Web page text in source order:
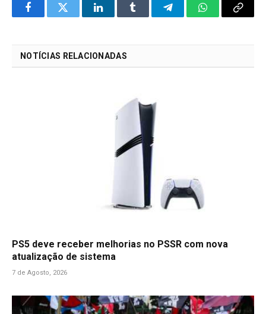
FacebookTwitter LinkedInTumblr TelegramWhatsApp
Copy
NOTÍCIAS RELACIONADAS
PS5 deve receber melhorias no PSSR com nova
atualização de sistema
7 de Agosto, 2026